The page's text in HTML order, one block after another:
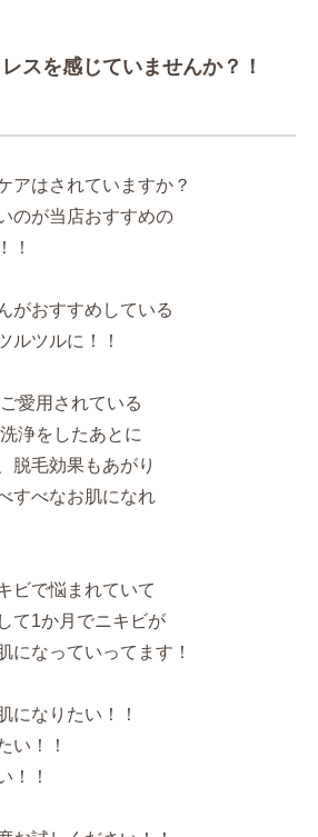
スを感じていませんか？！
アはされていますか？
のが当店おすすめの
！
がおすすめしている
ルツルに！！
愛用されている
浄をしたあとに
脱毛効果もあがり
すべなお肌になれ
ビで悩まれていて
て1か月でニキビが
になっていってます！
になりたい！！
い！！
！！